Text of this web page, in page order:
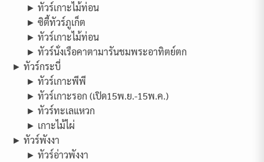
► ทัวร์เกาะไม้ท่อน
► ซิตี้ทัวร์ภูเก็ต
► ทัวร์เกาะไม้ท่อน
► ทัวร์นั่งเรือคาตามารันชมพระอาทิตย์ตก
► ทัวร์กระบี่
► ทัวร์เกาะพีพี
► ทัวร์เกาะรอก (เปิด15พ.ย.-15พ.ค.)
► ทัวร์ทะเลแหวก
► เกาะไม้ไผ่
► ทัวร์พังงา
► ทัวร์อ่าวพังงา